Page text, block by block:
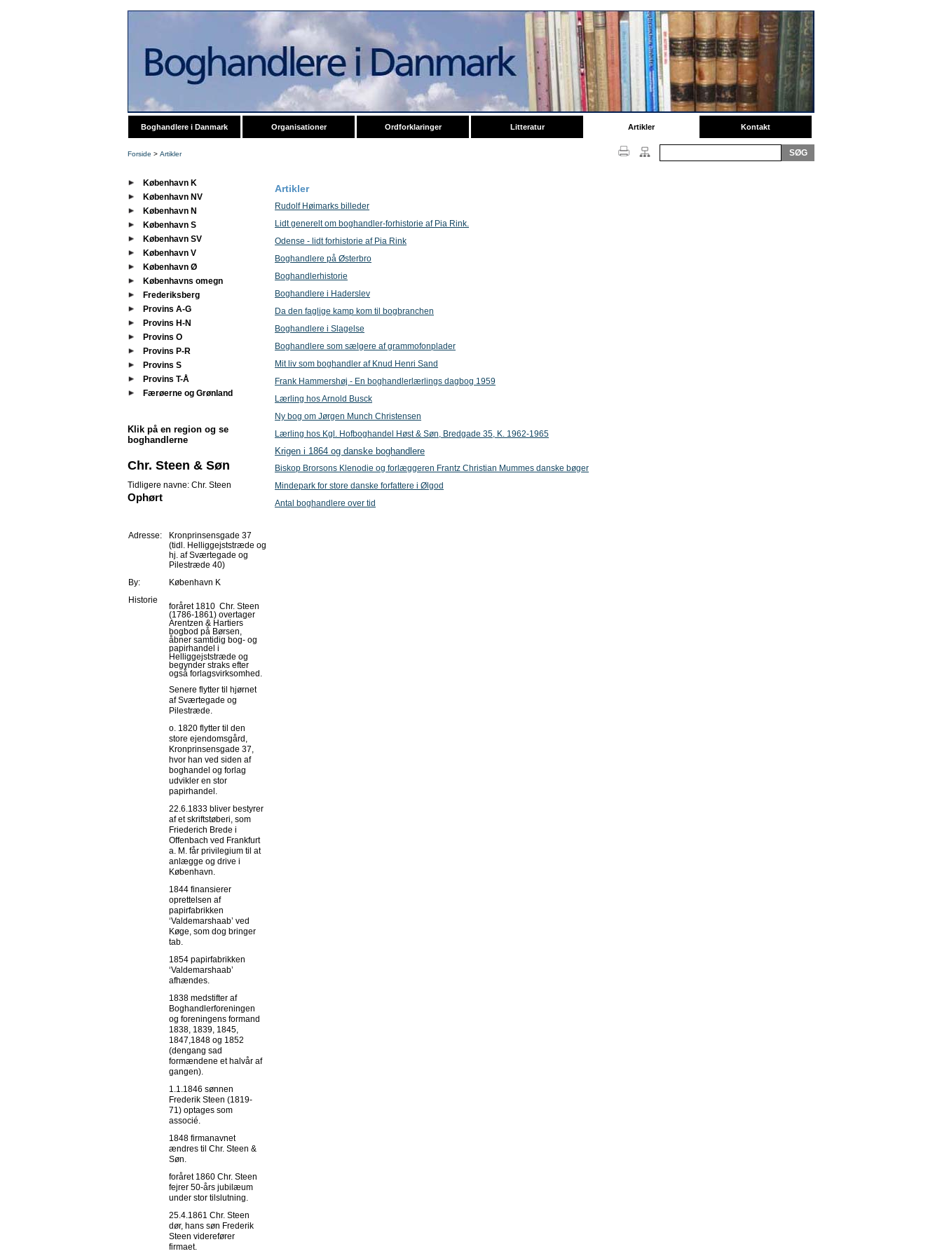
Boghandlere i Danmark Organisationer Ordforklaringer Litteratur Artikler Kontakt
Forside > Artikler
København K
København NV
København N
København S
København SV
København V
København Ø
Københavns omegn
Frederiksberg
Provins A-G
Provins H-N
Provins O
Provins P-R
Provins S
Provins T-Å
Færøerne og Grønland
Klik på en region og se
boghandlerne
Chr. Steen & Søn
Tidligere navne: Chr. Steen
Ophørt
Adresse:
Kronprinsensgade 37
(tidl. Helliggejststræde og
hj. af Sværtegade og
Pilestræde 40)
By:
København K
Historie
foråret 1810 Chr. Steen
(1786-1861) overtager
Arentzen & Hartiers
bogbod på Børsen,
åbner samtidig bog- og
papirhandel i
Helliggejststræde og
begynder straks efter
også forlagsvirksomhed.
Senere flytter til hjørnet
af Sværtegade og
Pilestræde.
o. 1820 flytter til den
store ejendomsgård,
Kronprinsensgade 37,
hvor han ved siden af
boghandel og forlag
udvikler en stor
papirhandel.
22.6.1833 bliver bestyrer
af et skriftstøberi, som
Friederich Brede i
Offenbach ved Frankfurt
a. M. får privilegium til at
anlægge og drive i
København.
1844 finansierer
oprettelsen af
papirfabrikken
‘Valdemarshaab’ ved
Køge, som dog bringer
tab.
1854 papirfabrikken
‘Valdemarshaab’
afhændes.
1838 medstifter af
Boghandlerforeningen
og foreningens formand
1838, 1839, 1845,
1847,1848 og 1852
(dengang sad
formændene et halvår af
gangen).
1.1.1846 sønnen
Frederik Steen (1819-
71) optages som
associé.
1848 firmanavnet
ændres til Chr. Steen &
Søn.
foråret 1860 Chr. Steen
fejrer 50-års jubilæum
under stor tilslutning.
25.4.1861 Chr. Steen
dør, hans søn Frederik
Steen viderefører
firmaet.
Artikler
Rudolf Høimarks billeder
Lidt generelt om boghandler-forhistorie af Pia Rink.
Odense - lidt forhistorie af Pia Rink
Boghandlere på Østerbro
Boghandlerhistorie
Boghandlere i Haderslev
Da den faglige kamp kom til bogbranchen
Boghandlere i Slagelse
Boghandlere som sælgere af grammofonplader
Mit liv som boghandler af Knud Henri Sand
Frank Hammershøj - En boghandlerlærlings dagbog 1959
Lærling hos Arnold Busck
Ny bog om Jørgen Munch Christensen
Lærling hos Kgl. Hofboghandel Høst & Søn, Bredgade 35, K. 1962-1965
Krigen i 1864 og danske boghandlere
Biskop Brorsons Klenodie og forlæggeren Frantz Christian Mummes danske bøger
Mindepark for store danske forfattere i Ølgod
Antal boghandlere over tid